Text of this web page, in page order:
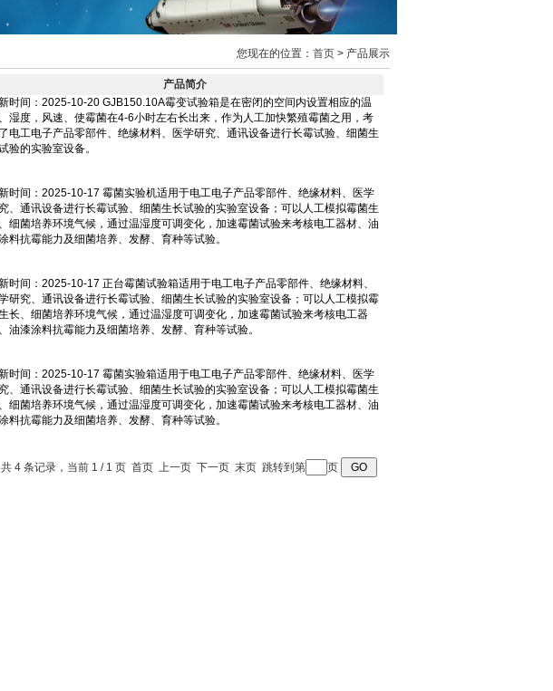
您现在的位置： 首页 > 产品展示
产品简介
共 4 条记录，当前 1 / 1 页 首页 上一页 下一页 末页 跳转到第 页